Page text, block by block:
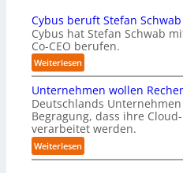
u
f
d
i
e
m
p
l
e
m
e
-
K
o
m
i
s
s
i
o
n
Cybus beruft Stefan Schwab
Cybus hat Stefan Schwab
Co-CEO berufen.
Weiterlesen:
C
y
b
u
s
b
e
Unternehmen wollen
Deutschlands
Begragung, dass ihre
verarbeitet werden.
Weiterlesen:
U